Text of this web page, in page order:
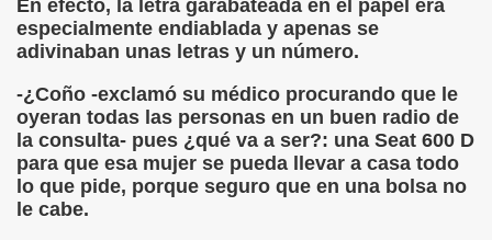
En efecto, la letra garabateada en el papel era
especialmente endiablada y apenas se
adivinaban unas letras y un número.
-¿Coño -exclamó su médico procurando que le
oyeran todas las personas en un buen radio de
la consulta- pues ¿qué va a ser?: una Seat 600 D
para que esa mujer se pueda llevar a casa todo
lo que pide, porque seguro que en una bolsa no
le cabe.